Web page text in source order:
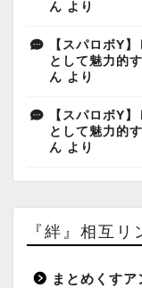
ん より
【スパロボY
として魅力的
ん より
【スパロボY
として魅力的
ん より
『絆』相互
まとめくすア